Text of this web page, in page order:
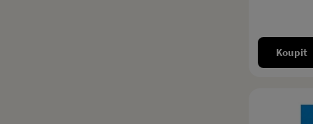
Koupit